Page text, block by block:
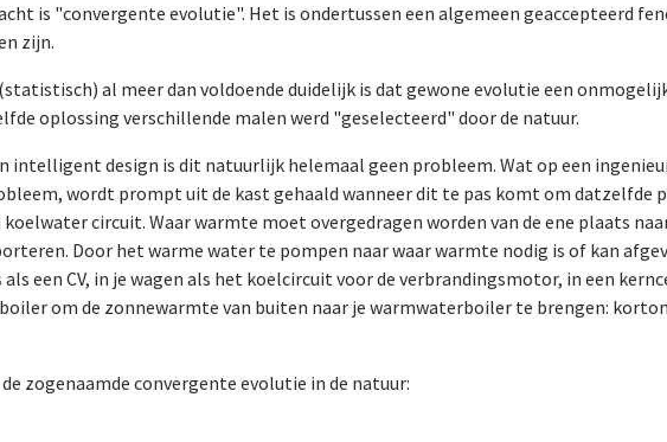
is "convergente evolutie". Het is ondertussen een algemeen geaccepteerd
zijn.
al meer dan voldoende duidelijk is dat gewone evolutie een
oplossing verschillende malen werd "geselecteerd" door de natuur.
intelligent design is dit natuurlijk helemaal geen probleem. Wat op een
wordt prompt uit de kast gehaald wanneer dit te pas komt om datzelfde
circuit. Waar warmte moet overgedragen worden van de ene plaats
Door het warme water te pompen naar waar warmte nodig is of kan
als een CV, in je wagen als het koelcircuit voor de verbrandingsmotor, in een
om de zonnewarmte van buiten naar je warmwaterboiler te brengen:
zogenaamde convergente evolutie in de natuur: